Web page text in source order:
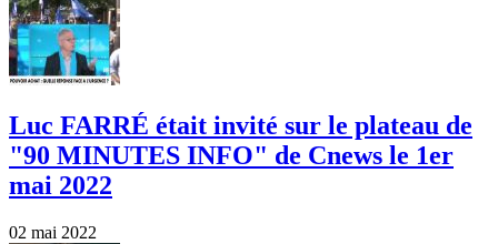
Luc FARRÉ était invité sur le plateau de
"90 MINUTES INFO" de Cnews le 1er
mai 2022
02 mai 2022